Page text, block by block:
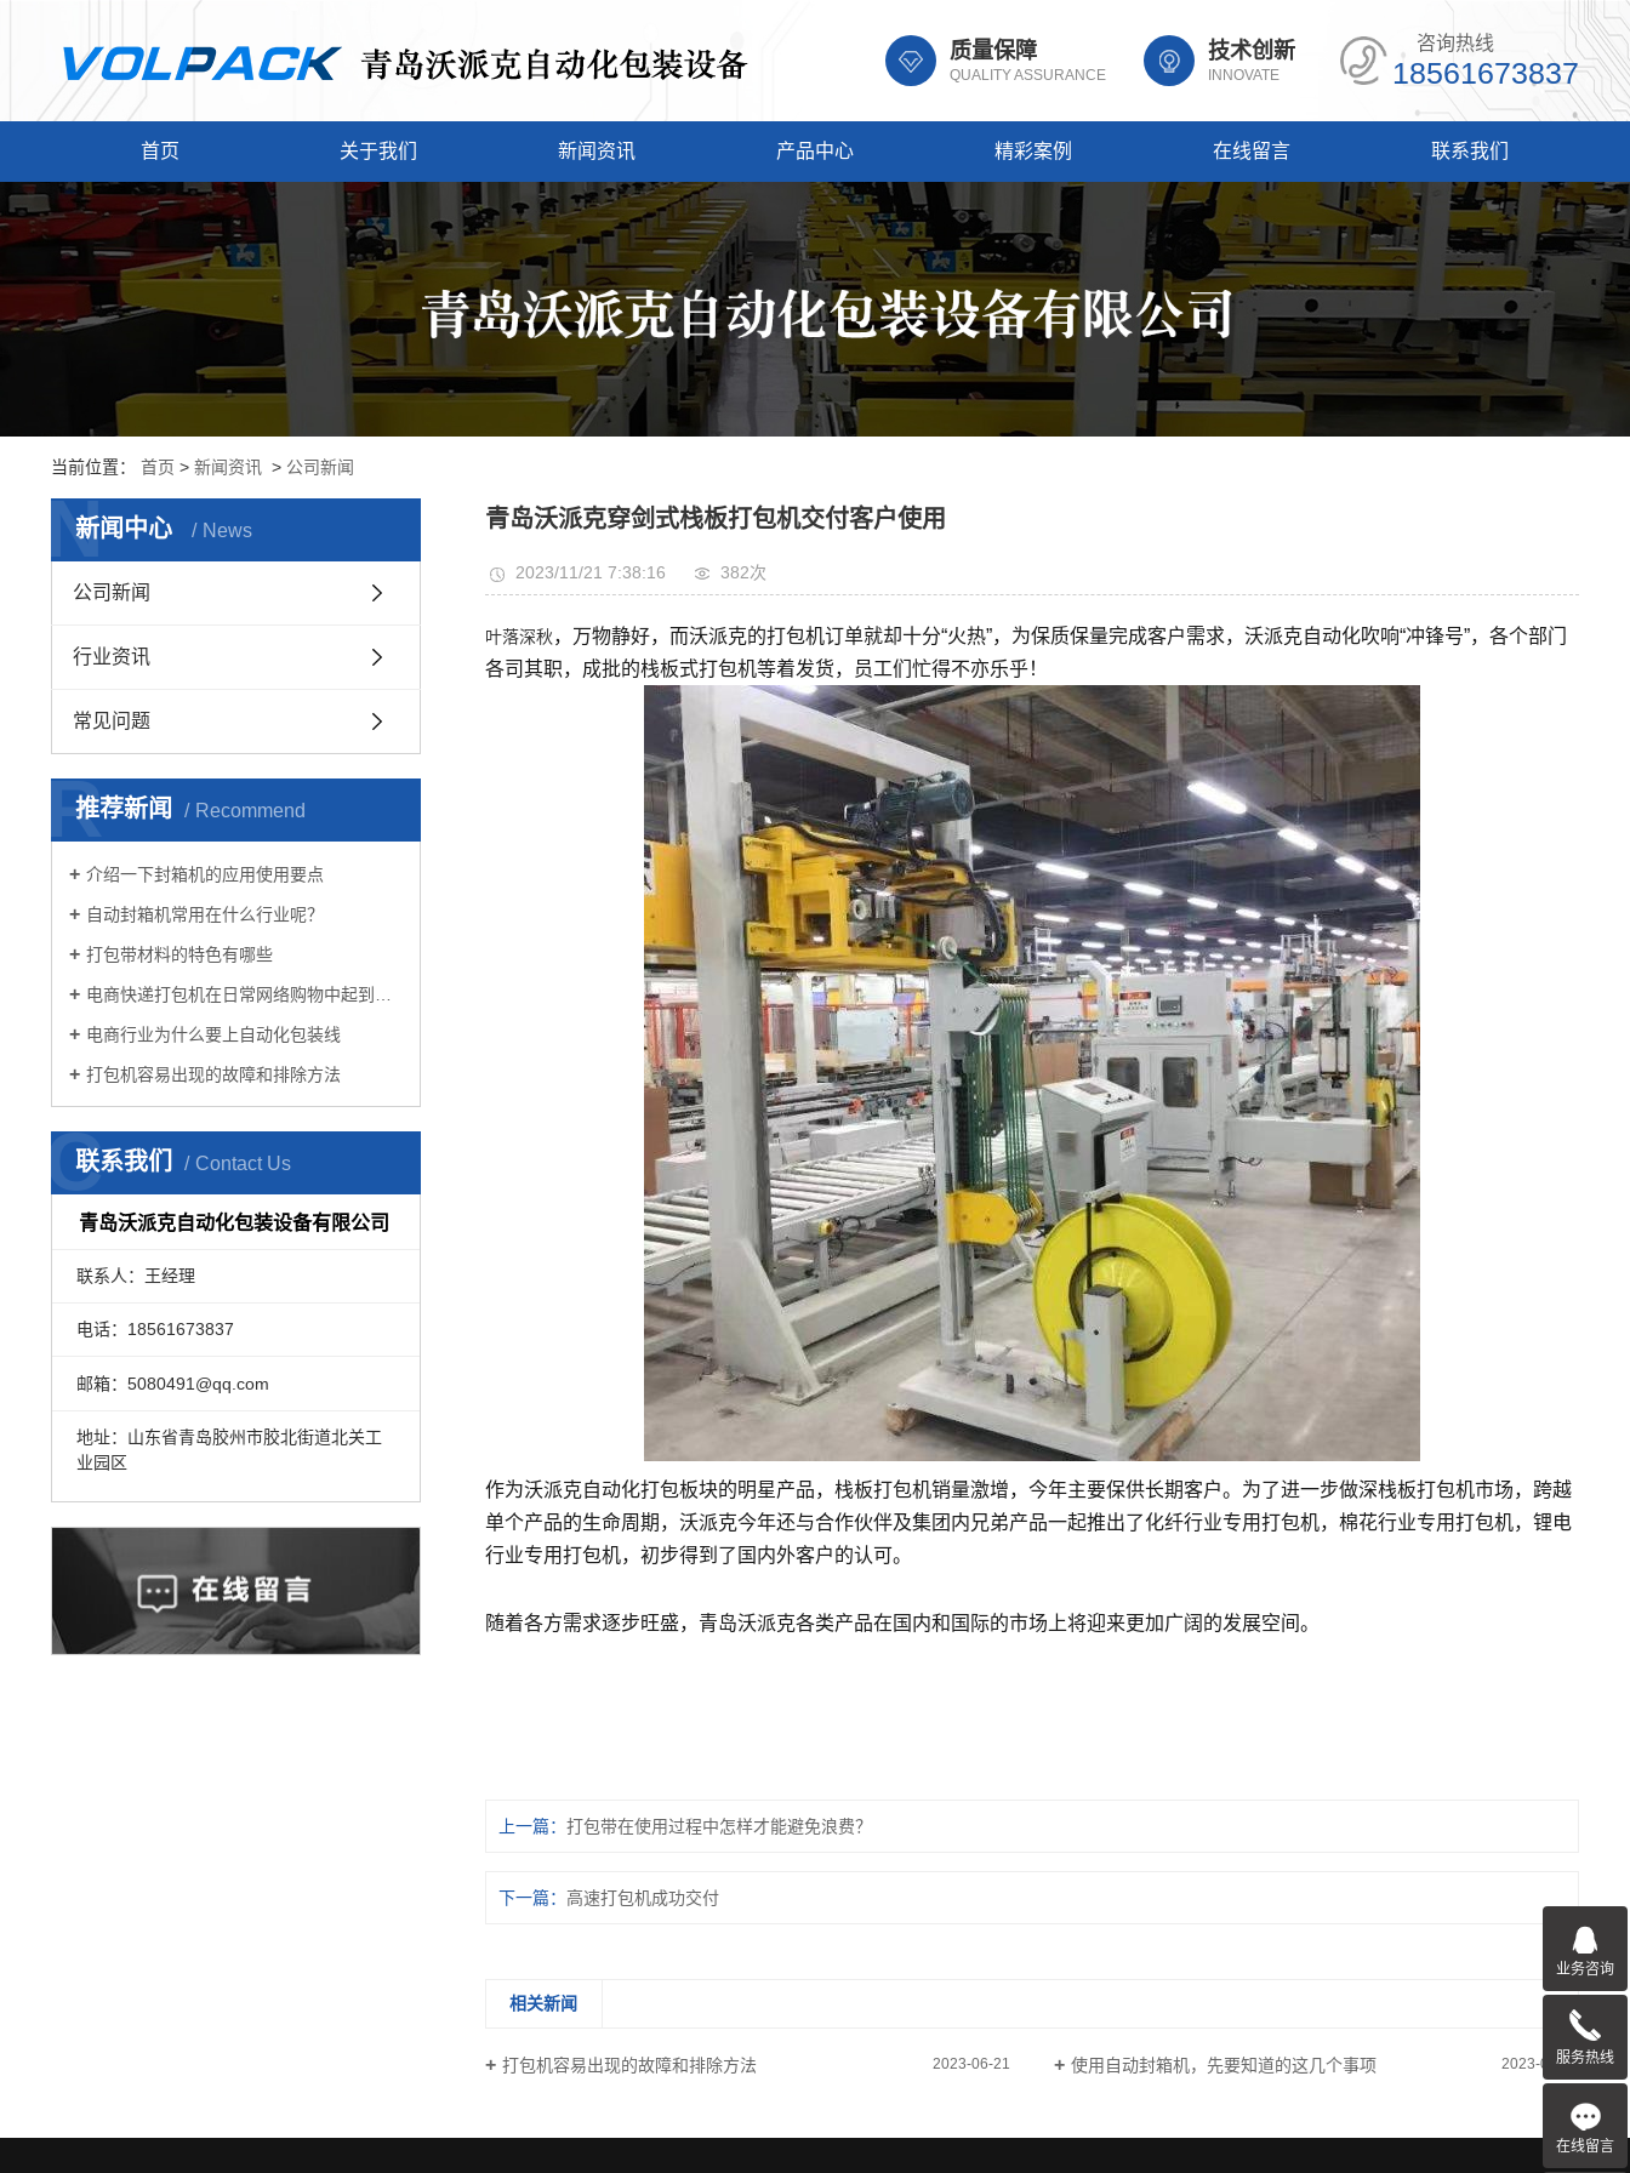
质量保障
QUALITY ASSURANCE
技术创新
INNOVATE
咨询热线
18561673837
首页 关于我们 新闻资讯 产品中心 精彩案例 在线留言 联系我们
当前位置： 首页 > 新闻资讯 > 公司新闻
新闻中心 News
N
公司新闻
行业资讯
常见问题
推荐新闻 Recommend
R
介绍一下封箱机的应用使用要点
自动封箱机常用在什么行业呢？
打包带材料的特色有哪些
电商快递打包机在日常网络购物中起到的作用
电商行业为什么要上自动化包装线
打包机容易出现的故障和排除方法
联系我们 Contact Us
C
青岛沃派克自动化包装设备有限公司
联系人：王经理
电话：18561673837
邮箱：5080491@qq.com
地址：山东省青岛胶州市胶北街道北关工
业园区
青岛沃派克穿剑式栈板打包机交付客户使用
2023/11/21 7:38:16 382次
叶落深秋，万物静好，而沃派克的打包机订单就却十分“火热”，为保质保量完成客户需求，沃派克自动化吹响“冲锋号”，各个部门
各司其职，成批的栈板式打包机等着发货，员工们忙得不亦乐乎！
作为沃派克自动化打包板块的明星产品，栈板打包机销量激增，今年主要保供长期客户。为了进一步做深栈板打包机市场，跨越
单个产品的生命周期，沃派克今年还与合作伙伴及集团内兄弟产品一起推出了化纤行业专用打包机，棉花行业专用打包机，锂电
行业专用打包机，初步得到了国内外客户的认可。
随着各方需求逐步旺盛，青岛沃派克各类产品在国内和国际的市场上将迎来更加广阔的发展空间。
上一篇： 打包带在使用过程中怎样才能避免浪费？
下一篇： 高速打包机成功交付
相关新闻
打包机容易出现的故障和排除方法 2023-06-21 使用自动封箱机，先要知道的这几个事项 2023-06-21
业务咨询
服务热线
在线留言